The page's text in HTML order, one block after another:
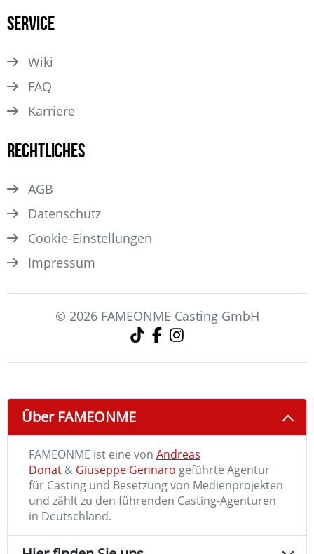
Service
Wiki
FAQ
Karriere
Rechtliches
AGB
Datenschutz
Cookie-Einstellungen
Impressum
© 2026 FAMEONME Casting GmbH
Über FAMEONME
FAMEONME ist eine von Andreas
Donat & Giuseppe Gennaro geführte Agentur
für Casting und Besetzung von Medienprojekten
und zählt zu den führenden Casting-Agenturen
in Deutschland.